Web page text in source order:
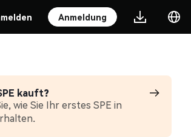
Anmeldung
kauft?
wie Sie Ihr erstes SPE in